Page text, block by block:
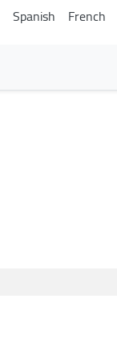
Spanish French